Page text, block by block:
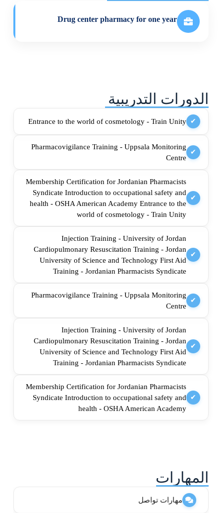
Drug center pharmacy for one year
الدورات التدريبية
✔
Entrance to the world of cosmetology - Train Unity
✔
Pharmacovigilance Training - Uppsala Monitoring
Centre
✔
Membership Certification for Jordanian Pharmacists
Syndicate Introduction to occupational safety and
health - OSHA American Academy Entrance to the
world of cosmetology - Train Unity
✔
Injection Training - University of Jordan
Cardiopulmonary Resuscitation Training - Jordan
University of Science and Technology First Aid
Training - Jordanian Pharmacists Syndicate
✔
Pharmacovigilance Training - Uppsala Monitoring
Centre
✔
Injection Training - University of Jordan
Cardiopulmonary Resuscitation Training - Jordan
University of Science and Technology First Aid
Training - Jordanian Pharmacists Syndicate
✔
Membership Certification for Jordanian Pharmacists
Syndicate Introduction to occupational safety and
health - OSHA American Academy
المهارات
مهارات تواصل